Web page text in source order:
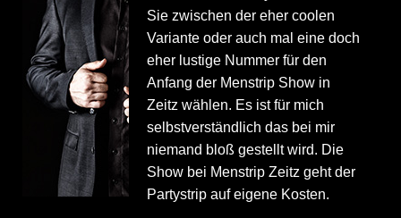
Sie zwischen der eher coolen
Variante oder auch mal eine doch
eher lustige Nummer für den
Anfang der Menstrip Show in
Zeitz wählen. Es ist für mich
selbstverständlich das bei mir
niemand bloß gestellt wird. Die
Show bei Menstrip Zeitz geht der
Partystrip auf eigene Kosten.